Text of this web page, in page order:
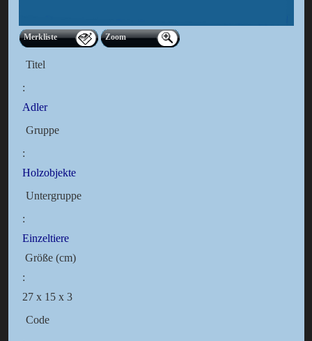
Merkliste Zoom
Titel
:
Adler
Gruppe
:
Holzobjekte
Untergruppe
:
Einzeltiere
Größe (cm)
:
27 x 15 x 3
Code